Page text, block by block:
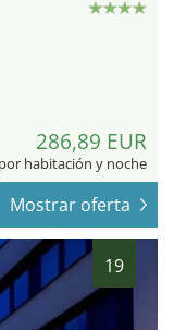
286,89 EUR
por habitación y noche
Mostrar oferta
19